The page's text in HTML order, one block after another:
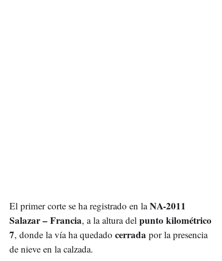
El primer corte se ha registrado en laNA-2011
Salazar – Francia, a la altura del punto kilométrico
7, donde la vía ha quedado cerrada por la presencia
de nieve en la calzada.